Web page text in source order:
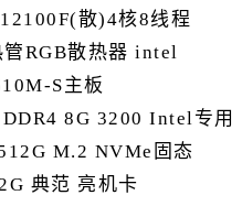
散)4核8线程
RGB散热器 intel
S主板
8G 3200 Intel专用
M.2 NVMe固态
典范 亮机卡